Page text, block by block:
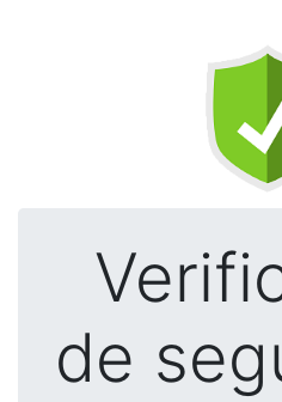
de